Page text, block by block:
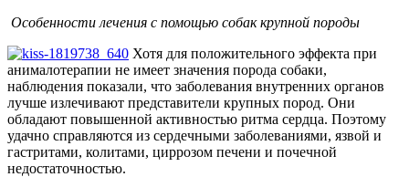
Особенности лечения с помощью собак крупной породы
Хотя для положительного эффекта при
анималотерапии не имеет значения порода собаки,
наблюдения показали, что заболевания внутренних органов
лучше излечивают представители крупных пород. Они
обладают повышенной активностью ритма сердца. Поэтому
удачно справляются из сердечными заболеваниями, язвой и
гастритами, колитами, циррозом печени и почечной
недостаточностью.